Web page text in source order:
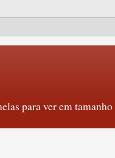
para ver em